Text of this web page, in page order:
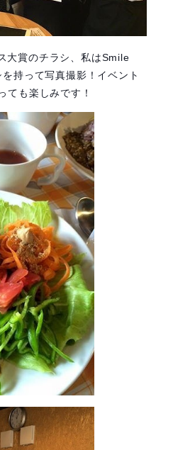
大賞のチラシ、私はSmile
持って写真撮影！イベント
ても楽しみです！